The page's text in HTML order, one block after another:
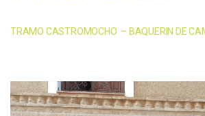
TRAMO CASTROMOCHO – BAQUERIN DE